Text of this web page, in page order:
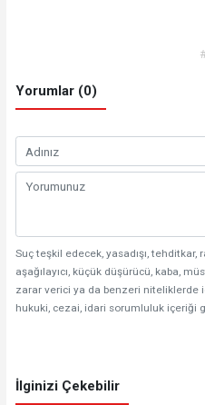
Yorumlar (0)
Suç teşkil edecek, yasadışı,
aşağılayıcı, küçük düşürücü, kaba,
zarar verici ya da benzeri niteliklerde
hukuki, cezai, idari sorumluluk içeriği
İlginizi Çekebilir